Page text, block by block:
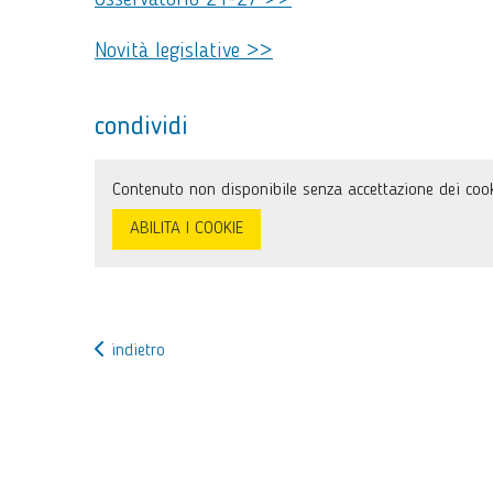
Novità legislative >>
condividi
Contenuto non disponibile senza accettazione dei
ABILITA I COOKIE
indietro